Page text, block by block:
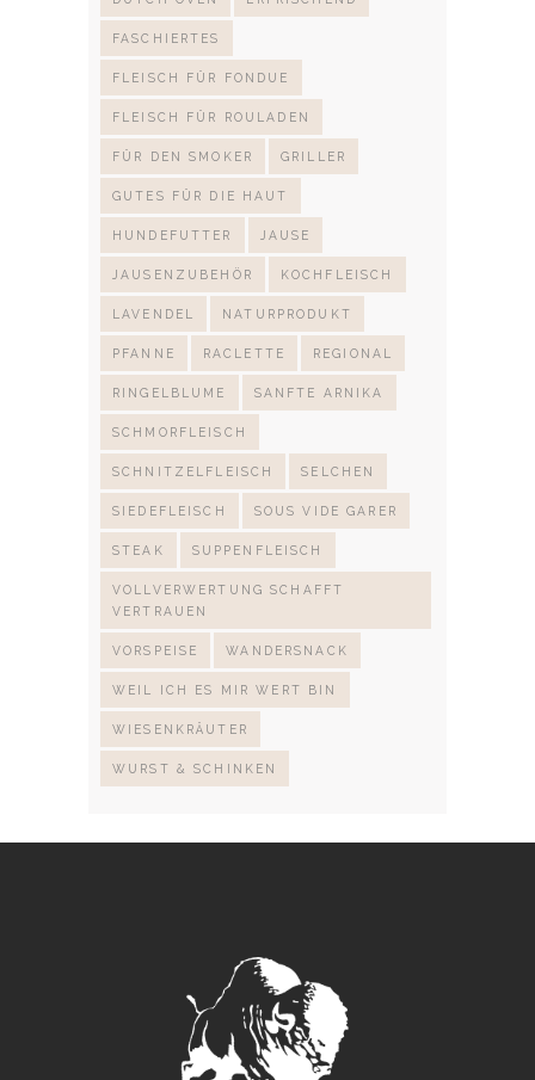
FASCHIERTES
FLEISCH FÜR FONDUE
FLEISCH FÜR ROULADEN
FÜR DEN SMOKER GRILLER
GUTES FÜR DIE HAUT
HUNDEFUTTER JAUSE
JAUSENZUBEHÖR KOCHFLEISCH
LAVENDEL NATURPRODUKT
PFANNE RACLETTE REGIONAL
RINGELBLUME SANFTE ARNIKA
SCHMORFLEISCH
SCHNITZELFLEISCH SELCHEN
SIEDEFLEISCH SOUS VIDE GARER
STEAK SUPPENFLEISCH
VOLLVERWERTUNG SCHAFFT
VERTRAUEN
VORSPEISE WANDERSNACK
WEIL ICH ES MIR WERT BIN
WIESENKRÄUTER
WURST & SCHINKEN